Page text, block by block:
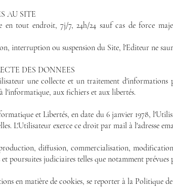
AU SITE
en tout endroit, 7j/7, 24h/24 sauf cas de force
interruption ou suspension du Site, l'Editeur ne
DES DONNEES
une collecte et un traitement
l'informatique, aux fichiers et aux libertés.
et Libertés, en date du 6 janvier 1978,
L'Utilisateur exerce ce droit par mail à l'adresse
diffusion, commercialisation,
et poursuites judiciaires telles que notamment
en matière de cookies, se reporter à la Politique